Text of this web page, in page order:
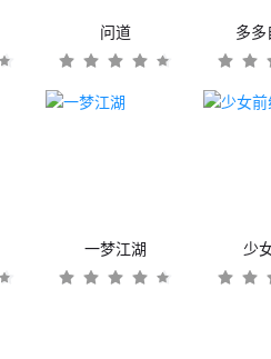
问道 多多
一梦江湖 少